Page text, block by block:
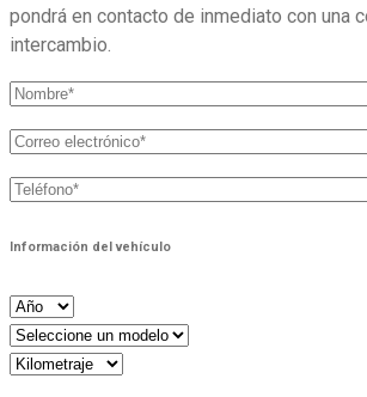
pondrá en contacto de inmediato con una
intercambio.
Información del vehículo